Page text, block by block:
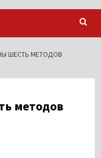
ШЕСТЬ МЕТОДОВ
методов